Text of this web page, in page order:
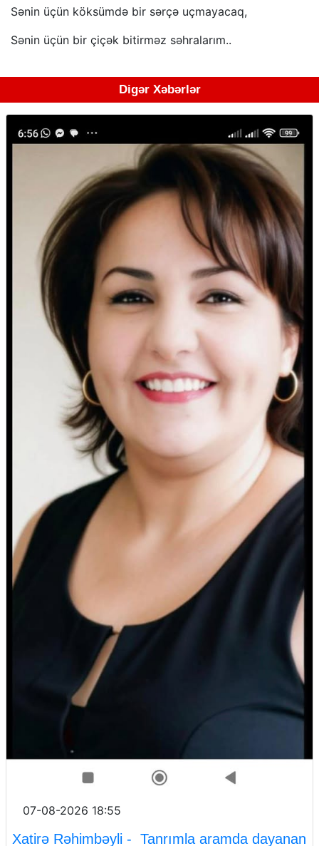
Sənin üçün köksümdə bir sərçə uçmayacaq,
Sənin üçün bir çiçək bitirməz səhralarım..
Digər Xəbərlər
07-08-2026 18:55
Xatirə Rəhimbəyli - Tanrımla aramda dayanan